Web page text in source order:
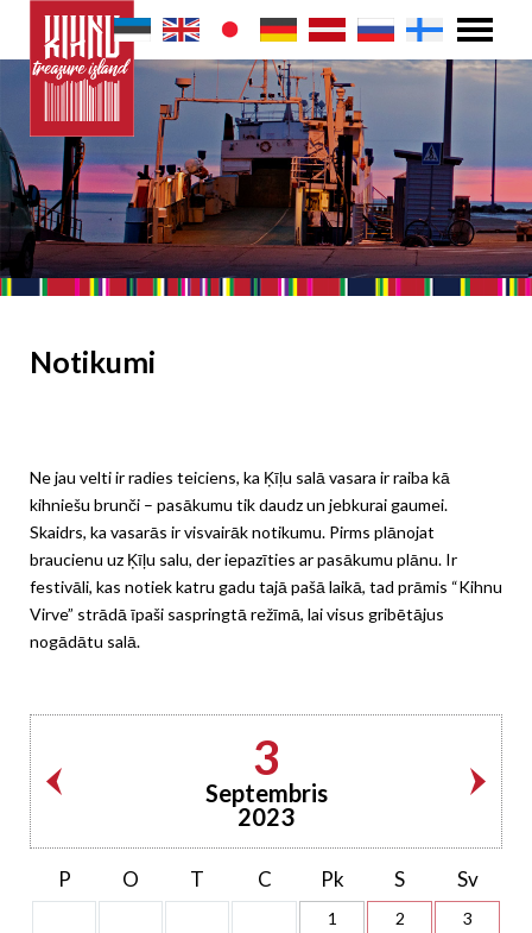
Notikumi
Ne jau velti ir radies teiciens, ka Ķīļu salā vasara ir raiba kā
kihniešu brunči – pasākumu tik daudz un jebkurai gaumei.
Skaidrs, ka vasarās ir visvairāk notikumu. Pirms plānojat
braucienu uz Ķīļu salu, der iepazīties ar pasākumu plānu. Ir
festivāli, kas notiek katru gadu tajā pašā laikā, tad prāmis “Kihnu
Virve” strādā īpaši saspringtā režīmā, lai visus gribētājus
nogādātu salā.
3
Septembris
2023
P O T C Pk S Sv
1 2
3